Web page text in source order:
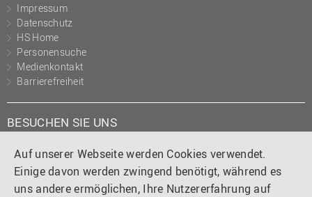
Auf unserer Webseite werden Cookies verwendet.
Einige davon werden zwingend benötigt, während es
uns andere ermöglichen, Ihre Nutzererfahrung auf
Impressum
Datenschutz
HS Home
Personensuche
Medienkontakt
Barrierefreiheit
BESUCHEN SIE UNS
Instagram
TiktokLinkedIn
YouTube
Facebook